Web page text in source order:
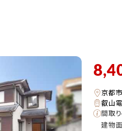
京都
叡山
間取り
建物